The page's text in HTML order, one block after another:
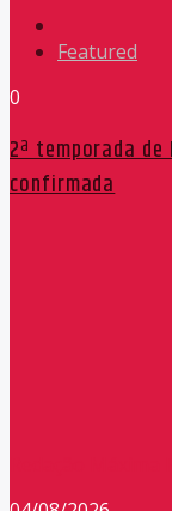
Featured
0
2ª temporada
confirmada